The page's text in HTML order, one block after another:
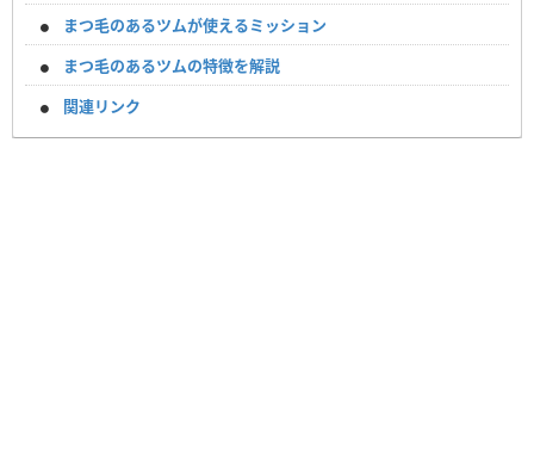
まつ毛のあるツムが使えるミッション
まつ毛のあるツムの特徴を解説
関連リンク